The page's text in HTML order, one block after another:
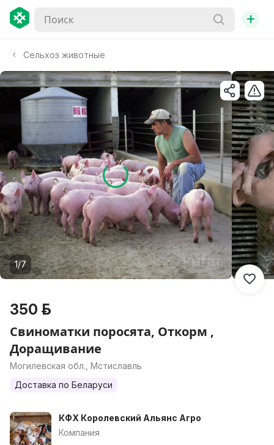
+
Сельхоз животные
1/7
350 р.
Свиноматки поросята, Откорм ,
Доращивание
Могилевская обл., Мстиславль
Доставка по Беларуси
КФХ Королевский Альянс Агро
Компания